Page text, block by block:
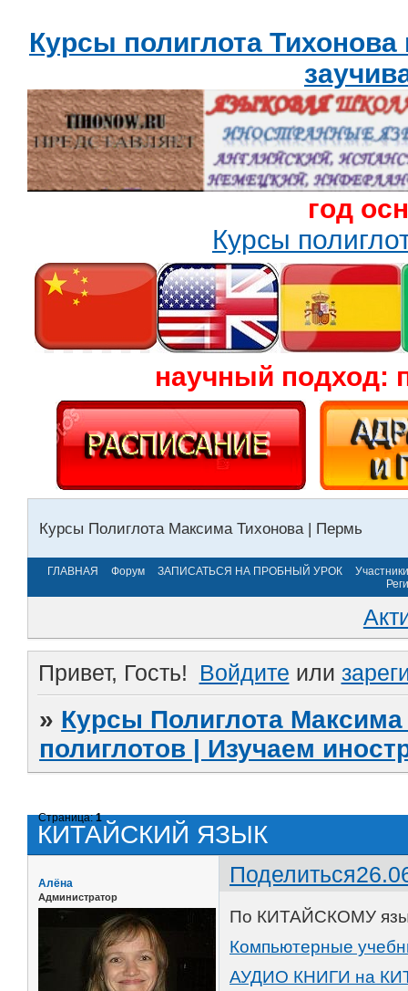
Курсы полиглота
год
Курсы
научный подход:
Курсы Полиглота Максима Тихонова | Пермь
ГЛАВНАЯ Форум ЗАПИСАТЬСЯ НА ПРОБНЫЙ УРОК
Участники
Привет, Гость! Войдите или
» Курсы Полиглота
полиглотов | Изучаем
КИТАЙСКИЙ ЯЗЫК
Страница:1
Поделиться
Алёна
Администратор
По КИТАЙСКОМУ
Компьютерные
АУДИО КНИГИ на